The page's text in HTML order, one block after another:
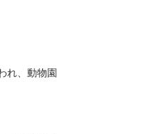
れ、動物園